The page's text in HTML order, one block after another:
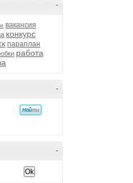
-
вакансия
конкурс
параплан
работа
-
-